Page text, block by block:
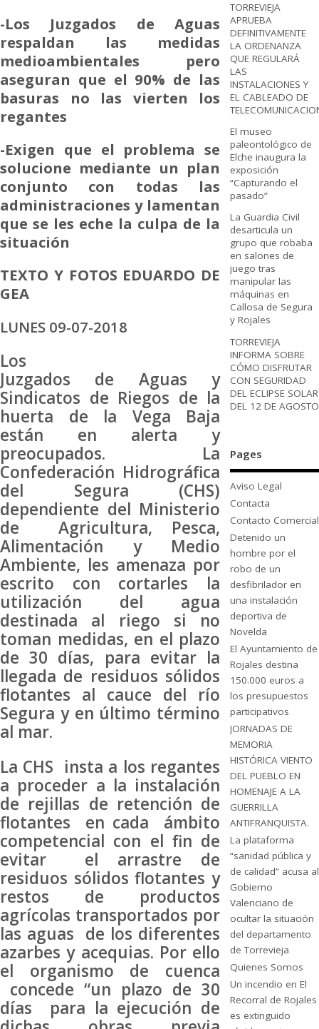
-Los Juzgados de Aguas
respaldan las medidas
medioambientales pero
aseguran que el 90% de las
basuras no las vierten los
regantes
-Exigen que el problema se
solucione mediante un plan
conjunto con todas las
administraciones y lamentan
que se les eche la culpa de la
situación
TEXTO Y FOTOS EDUARDO DE
GEA
LUNES 09-07-2018
Los
Juzgados de Aguas y
Sindicatos de Riegos de la
huerta de la Vega Baja
están en alerta y
preocupados. La
Confederación Hidrográfica
del Segura (CHS)
dependiente del Ministerio
de Agricultura, Pesca,
Alimentación y Medio
Ambiente, les amenaza por
escrito con cortarles la
utilización del agua
destinada al riego si no
toman medidas, en el plazo
de 30 días, para evitar la
llegada de residuos sólidos
flotantes al cauce del río
Segura y en último término
al mar.
La CHS insta a los regantes
a proceder a la instalación
de rejillas de retención de
flotantes en cada ámbito
competencial con el fin de
evitar el arrastre de
residuos sólidos flotantes y
restos de productos
agrícolas transportados por
las aguas de los diferentes
azarbes y acequias. Por ello
el organismo de cuenca
concede “un plazo de 30
días para la ejecución de
TORREVIEJA
APRUEBA
DEFINITIVAMENTE
LA ORDENANZA
QUE REGULARÁ
LAS
INSTALACIONES Y
EL CABLEADO DE
El museo
paleontológico de
Elche inaugura la
exposición
“Capturando el
pasado”
La Guardia Civil
desarticula un
grupo que robaba
en salones de
juego tras
manipular las
máquinas en
Callosa de Segura
y Rojales
TORREVIEJA
INFORMA SOBRE
CÓMO DISFRUTAR
CON SEGURIDAD
DEL ECLIPSE SOLAR
DEL 12 DE AGOSTO
Pages
Aviso Legal
Contacta
Contacto Comercial
Detenido un
hombre por el
robo de un
desfibrilador en
una instalación
deportiva de
Novelda
El Ayuntamiento de
Rojales destina
150.000 euros a
los presupuestos
participativos
JORNADAS DE
MEMORIA
HISTÓRICA VIENTO
DEL PUEBLO EN
HOMENAJE A LA
GUERRILLA
ANTIFRANQUISTA.
La plataforma
“sanidad pública y
de calidad” acusa al
Gobierno
Valenciano de
ocultar la situación
del departamento
de Torrevieja
Quienes Somos
Un incendio en El
Recorral de Rojales
es extinguido